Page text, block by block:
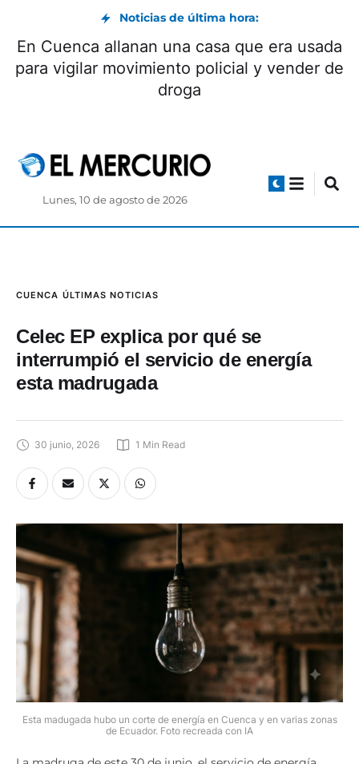
Noticias de última hora:
En Cuenca allanan una casa que era usada
para vigilar movimiento policial y vender de
droga
Lunes, 10 de agosto de 2026
CUENCA ÚLTIMAS NOTICIAS
Celec EP explica por qué se
interrumpió el servicio de energía
esta madrugada
30 junio, 2026 1 Min Read
Esta madugada hubo un corte de energía en Cuenca y en varias zonas
de Ecuador. Foto recreada con IA